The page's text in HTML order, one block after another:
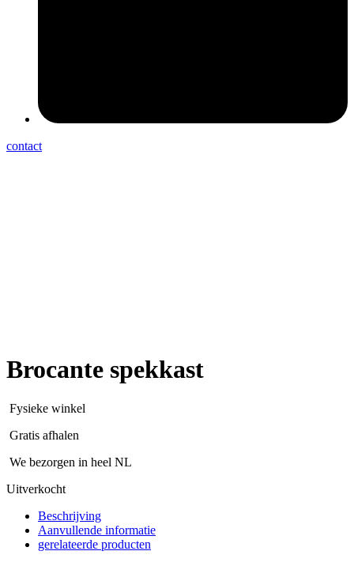
contact
Brocante spekkast
Fysieke winkel
Gratis afhalen
We bezorgen in heel NL
Uitverkocht
Beschrijving
Aanvullende informatie
gerelateerde producten